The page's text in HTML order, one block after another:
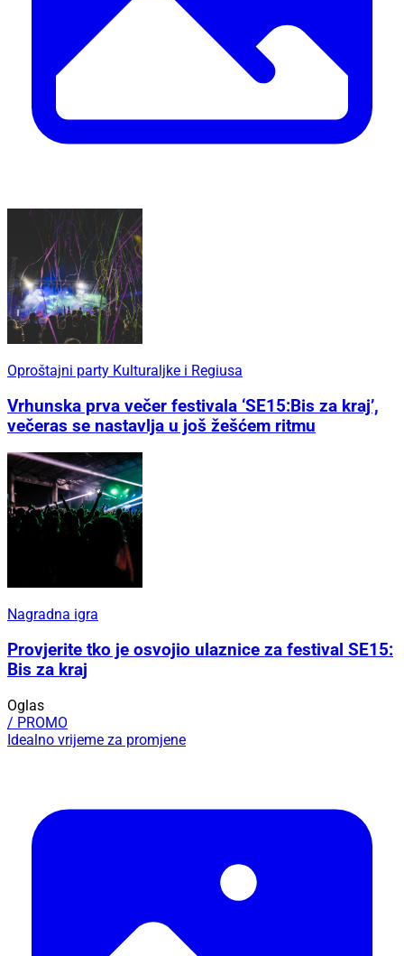
Oproštajni party Kulturaljke i Regiusa
Vrhunska prva večer festivala ‘SE15:Bis za kraj’,
večeras se nastavlja u još žešćem ritmu
Nagradna igra
Provjerite tko je osvojio ulaznice za festival SE15:
Bis za kraj
Oglas
/ PROMO
Idealno vrijeme za promjene